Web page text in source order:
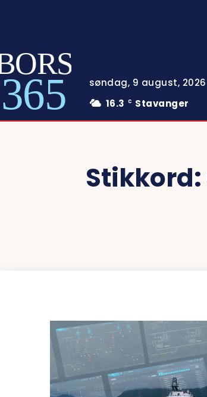
365
søndag, 9 august, 2026
16.3
C Stavanger
Stikkord: